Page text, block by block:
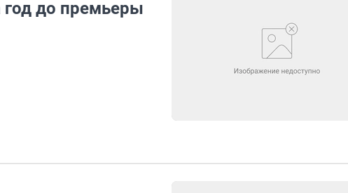
год до премьеры